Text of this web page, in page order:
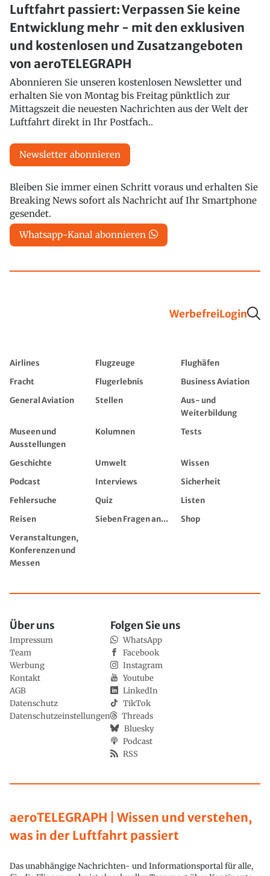
Luftfahrt passiert: Verpassen Sie keine
Entwicklung mehr - mit den exklusiven
und kostenlosen und Zusatzangeboten
von aeroTELEGRAPH
Abonnieren Sie unseren kostenlosen Newsletter und
erhalten Sie von Montag bis Freitag pünktlich zur
Mittagszeit die neuesten Nachrichten aus der Welt der
Luftfahrt direkt in Ihr Postfach..
Newsletter abonnieren
Bleiben Sie immer einen Schritt voraus und erhalten Sie
Breaking News sofort als Nachricht auf Ihr Smartphone
gesendet.
Whatsapp-Kanal abonnieren
WerbefreiLogin
Airlines Flugzeuge
Flughäfen
Fracht
Flugerlebnis
Business Aviation
General Aviation
Stellen
Aus- und
Weiterbildung
Museen und
Ausstellungen
Kolumnen Tests
Geschichte Umwelt
Wissen
Podcast
Interviews
Sicherheit
Fehlersuche
Quiz
Listen
Reisen
Sieben Fragen an...
Shop
Veranstaltungen,
Konferenzen und
Messen
aeroTELEGRAPH | Wissen und verstehen,
was in der Luftfahrt passiert
Das unabhängige Nachrichten- und Informationsportal für alle,
Über uns
Impressum
Team
Werbung
Kontakt
AGB
Datenschutz
Datenschutzeinstellungen
Folgen Sie uns
WhatsApp
Facebook
Instagram
Youtube
LinkedIn
TikTok
Threads
Bluesky
Podcast
RSS